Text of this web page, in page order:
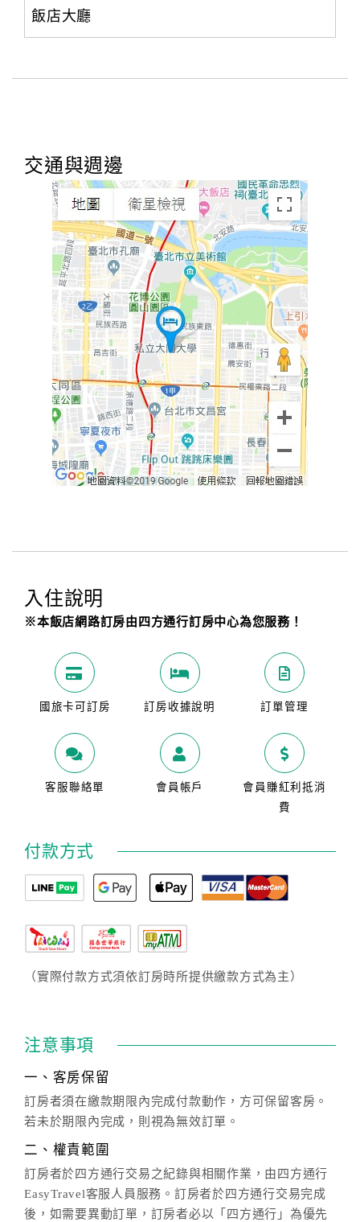
飯店大廳
交通與週邊
入住說明
※本飯店網路訂房由四方通行訂房中心為您服務！
國旅卡可訂房 訂房收據說明 訂單管理
客服聯絡單 會員帳戶
會員賺紅利抵消
費
付款方式
（實際付款方式須依訂房時所提供繳款方式為主）
注意事項
一、客房保留
訂房者須在繳款期限內完成付款動作，方可保留客房。
若未於期限內完成，則視為無效訂單。
二、權責範圍
訂房者於四方通行交易之紀錄與相關作業，由四方通行
EasyTravel客服人員服務。訂房者於四方通行交易完成
後，如需要異動訂單，訂房者必以「四方通行」為優先